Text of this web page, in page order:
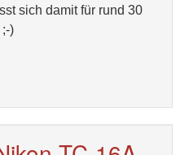
sich damit für rund 30
)